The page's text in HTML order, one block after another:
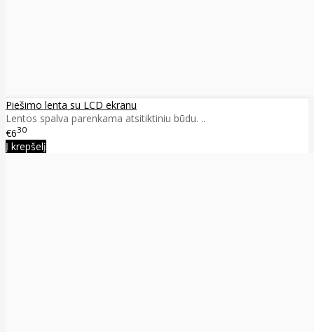
Piešimo lenta su LCD ekranu
Lentos spalva parenkama atsitiktiniu būdu. ..
€630
Į krepšelį